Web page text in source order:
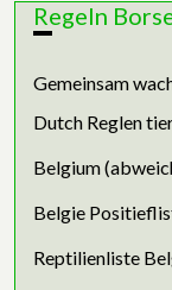
Regeln
Gemeinsam
Dutch Reglen
Belgium
Belgie
Reptilienliste